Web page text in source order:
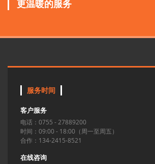
更温暖的服务
服务时间
客户服务
电话：0755 - 27889200
时间：09:00 - 18:00（周一至周五）
合作：134-2415-8521
在线咨询